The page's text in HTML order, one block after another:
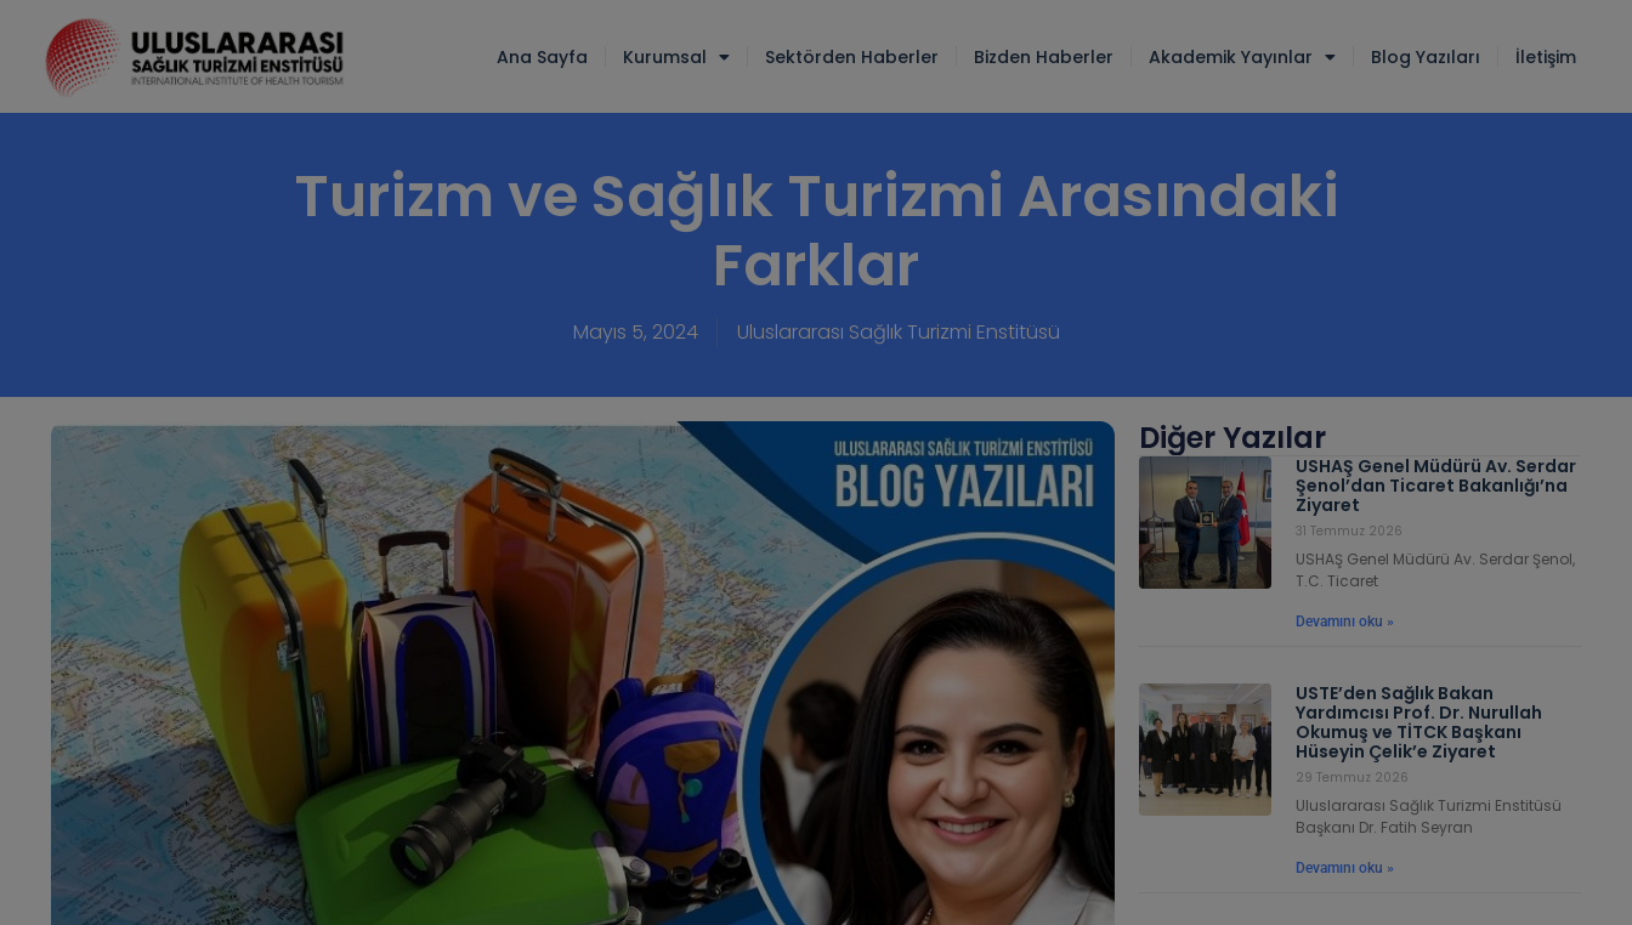
Ana Sayfa Kurumsal Sektörden Haberler Bizden Haberler Akademik Yayınlar Blog Yazıları İletişim
Turizm ve Sağlık Turizmi Arasındaki
Farklar
Mayıs 5, 2024 Uluslararası Sağlık Turizmi Enstitüsü
Diğer Yazılar
USHAŞ Genel Müdürü Av. Serdar
Şenol’dan Ticaret Bakanlığı’na
Ziyaret
31 Temmuz 2026
USHAŞ Genel Müdürü Av. Serdar Şenol,
T.C. Ticaret
Devamını oku »
USTE’den Sağlık Bakan
Yardımcısı Prof. Dr. Nurullah
Okumuş ve TİTCK Başkanı
Hüseyin Çelik’e Ziyaret
29 Temmuz 2026
Uluslararası Sağlık Turizmi Enstitüsü
Başkanı Dr. Fatih Seyran
Devamını oku »